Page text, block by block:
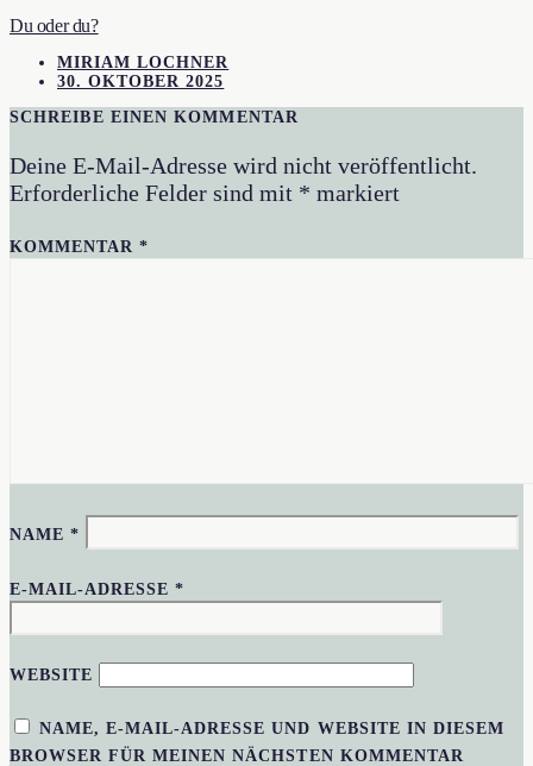
Du oder du?
MIRIAM LOCHNER
30. OKTOBER 2025
SCHREIBE EINEN KOMMENTAR
Deine E-Mail-Adresse wird nicht veröffentlicht.
Erforderliche Felder sind mit * markiert
KOMMENTAR*
NAME*
E-MAIL-ADRESSE*
WEBSITE
NAME, E-MAIL-ADRESSE UND WEBSITE IN DIESEM
BROWSER FÜR MEINEN NÄCHSTEN KOMMENTAR